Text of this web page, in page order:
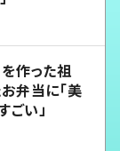
作った祖
弁当に「美
ごい」